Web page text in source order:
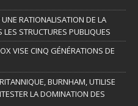
RATIONALISATION DE LA
STRUCTURES PUBLIQUES
VISE CINQ GÉNÉRATIONS DE
BURNHAM, UTILISE
LA DOMINATION DES